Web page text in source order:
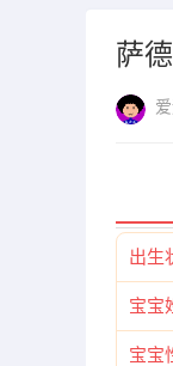
萨
出生
宝宝
宝宝